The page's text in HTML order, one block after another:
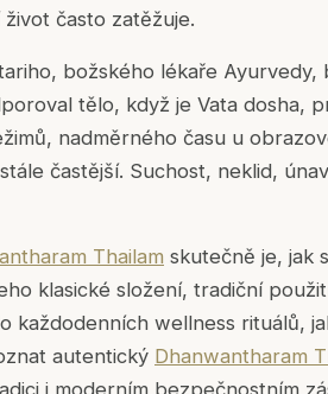
často zatěžuje.
božského lékaře Ayurvedy,
tělo, když je Vata dosha,
nadměrného času u
častější. Suchost, neklid,
Thailam skutečně je, jak
klasické složení, tradiční
každodenních wellness rituálů,
autentický Dhanwantharam